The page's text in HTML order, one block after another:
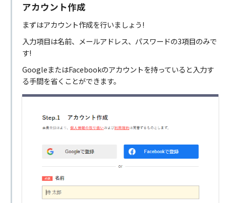
アカウント作成
まずはアカウント作成を行いましょう!
入力項目は名前、メールアドレス、パスワードの3項目のみで
す!
GoogleまたはFacebookのアカウントを持っていると入力す
る手間を省くことができます。